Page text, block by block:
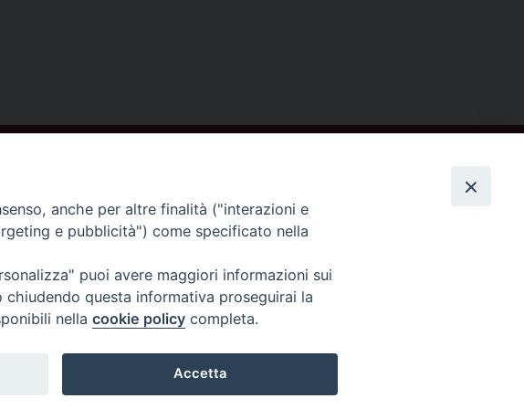
Seguici su
anche per altre finalità ("interazioni e
e pubblicità") come specificato nella
puoi avere maggiori informazioni sui
questa informativa proseguirai la
nella cookie policy completa.
Accetta